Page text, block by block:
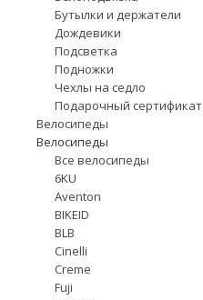
Бутылки и держатели
Дождевики
Подсветка
Подножки
Чехлы на седло
Подарочный сертификат
Велосипеды
Велосипеды
Все велосипеды
6KU
Aventon
BIKEID
BLB
Cinelli
Creme
Fuji